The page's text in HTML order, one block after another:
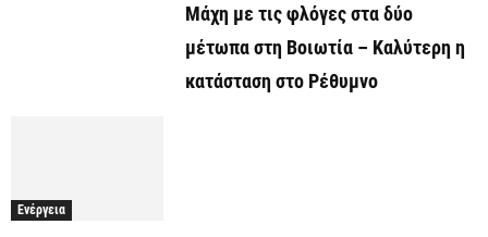
Μάχη με τις φλόγες στα δύο
μέτωπα στη Βοιωτία – Καλύτερη η
κατάσταση στο Ρέθυμνο
Ενέργεια